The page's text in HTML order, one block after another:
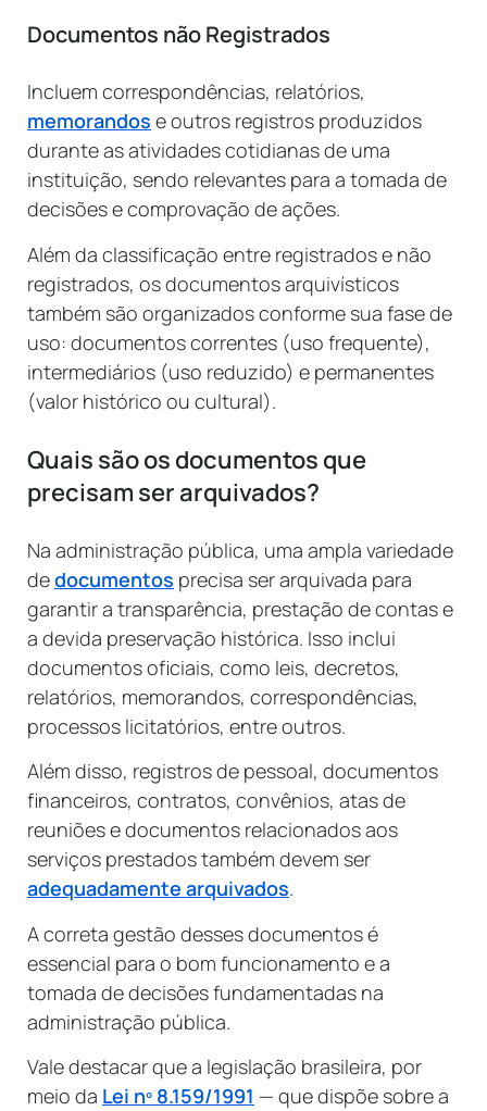
Documentos não Registrados
Incluem correspondências, relatórios,
memorandos e outros registros produzidos
durante as atividades cotidianas de uma
instituição, sendo relevantes para a tomada de
decisões e comprovação de ações.
Além da classificação entre registrados e não
registrados, os documentos arquivísticos
também são organizados conforme sua fase de
uso: documentos correntes (uso frequente),
intermediários (uso reduzido) e permanentes
(valor histórico ou cultural).
Quais são os documentos que
precisam ser arquivados?
Na administração pública, uma ampla variedade
dedocumentos precisa ser arquivada para
garantir a transparência, prestação de contas e
a devida preservação histórica. Isso inclui
documentos oficiais, como leis, decretos,
relatórios, memorandos, correspondências,
processos licitatórios, entre outros.
Além disso, registros de pessoal, documentos
financeiros, contratos, convênios, atas de
reuniões e documentos relacionados aos
serviços prestados também devem ser
adequadamente arquivados.
A correta gestão desses documentos é
essencial para o bom funcionamento e a
tomada de decisões fundamentadas na
administração pública.
Vale destacar que a legislação brasileira, por
meio da Lei nº 8.159/1991 — que dispõe sobre a